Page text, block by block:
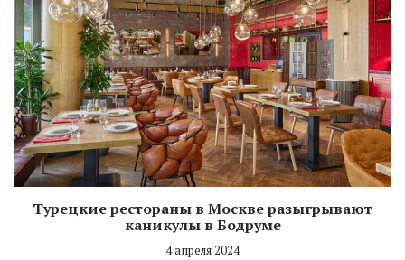
Турецкие рестораны в Москве разыгрывают
каникулы в Бодруме
4 апреля 2024